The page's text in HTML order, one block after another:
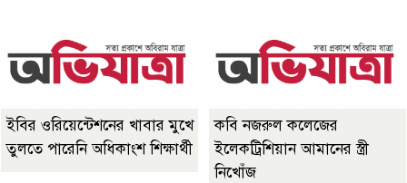
ইবির ওরিয়েন্টেশনের খাবার মুখে
তুলতে পারেনি অধিকাংশ শিক্ষার্থী
কবি নজরুল কলেজের
ইলেকট্রিশিয়ান আমানের স্ত্রী
নিখোঁজ